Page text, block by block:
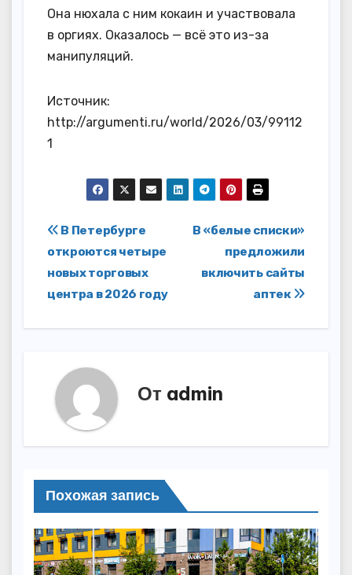
Она нюхала с ним кокаин и участвовала
в оргиях. Оказалось — всё это из-за
манипуляций.
Источник:
http://argumenti.ru/world/2026/03/99112
1
Навигация
по
записям
В «белые списки»
предложили
включить сайты
аптек
В Петербурге
откроются четыре
новых торговых
центра в 2026 году
От admin
Похожая запись